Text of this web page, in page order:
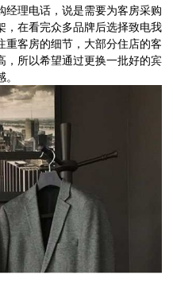
经理电话，说是需要为客房采购
，在看完众多品牌后选择致电我
客房的细节，大部分住店的客
，所以希望通过更换一批好的宾